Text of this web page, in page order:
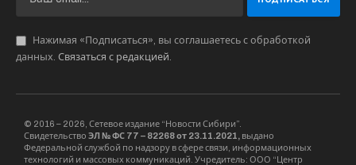
Нажимая «Подписаться», вы соглашаетесь с обработкой
данных. Связаться с редакцией.
© 2016 – 2026, Сетевое издание “Новости Сибири”.
Свидетельство ЭЛ № ФС 77 – 82268 от 23.11.2021, выдано
Федеральной службой по надзору в сфере связи, информационных
технологий и массовых коммуникаций. Учредитель: ООО “Центр